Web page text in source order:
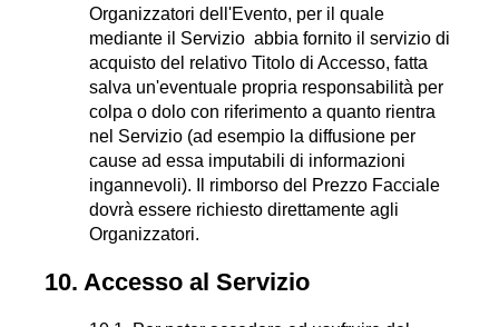
Organizzatori dell'Evento, per il quale
mediante il Servizio abbia fornito il servizio di
acquisto del relativo Titolo di Accesso, fatta
salva un'eventuale propria responsabilità per
colpa o dolo con riferimento a quanto rientra
nel Servizio (ad esempio la diffusione per
cause ad essa imputabili di informazioni
ingannevoli). Il rimborso del Prezzo Facciale
dovrà essere richiesto direttamente agli
Organizzatori.
10. Accesso al Servizio